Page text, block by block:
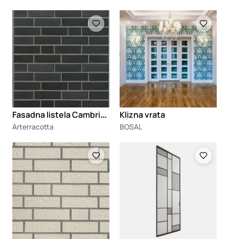
Loading
F
asadna listela Cambridge
Arterracotta
Loading
Klizna vrata
BOSAL
Loading